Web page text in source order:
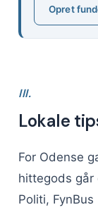
Opret
III.
Lokale
For Odense
hittegods går
Politi,